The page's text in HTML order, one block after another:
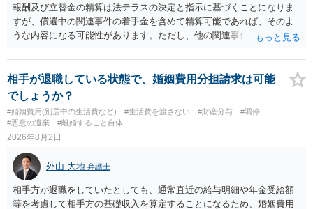
報酬及び立替金の精算は法テラスの決定と指示に基づくことになりま
すが、償還中の関連事件の着手金を含めて精算可能であれば、そのよ
うな内容になる可能性があります。ただし、他の関連事件でも相手方
情によって対応が違いますので、法テラスへお尋ねいただいた方が確
実です。
相手が退職している状態で、婚姻費用分担請求は可能
でしょうか？
#婚姻費用(別居中の生活費など) #生活費を渡さない #財産分与
#調停
#悪意の遺棄
#離婚すること自体
2026年8月2日
外山 大地 弁護士
相手方が退職をしていたとしても、通常直近の給与明細や年金受給額
等を考慮して相手方の基礎収入を算定することになるため、婚姻費用